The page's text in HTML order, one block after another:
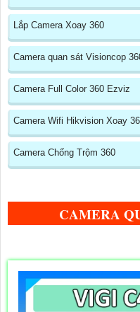
Lắp Camera Xoay 360
Camera quan sát Visioncop
Camera Full Color 360 Ezviz
Camera Wifi Hikvision Xoay
Camera Chống Trộm 360
CAMERA